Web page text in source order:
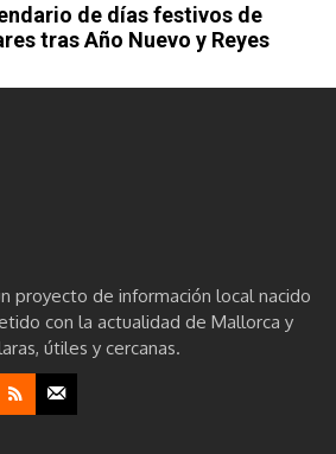
de días festivos de
tras Año Nuevo y Reyes
proyecto de información local nacido
con la actualidad de Mallorca y
útiles y cercanas.